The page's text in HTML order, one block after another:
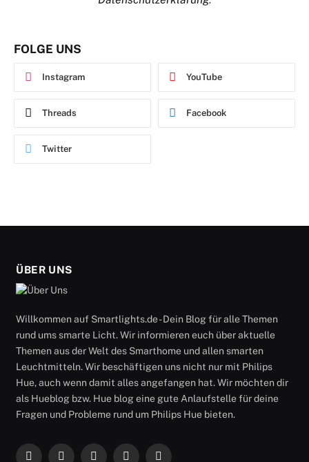
FOLGE UNS
Instagram YouTube
Threads Facebook
Twitter
ÜBER UNS
Willkommen auf Smartlights.de - Dein Blog für alle Themen
rund ums smarte Licht. Wir informieren euch über aktuelle
Themen aus der Welt des Smarthome und allen smarten
Leuchtmitteln. Wir beschäftigen uns nicht nur mit Philips
Hue, auch wenn damit alles angefangen hat. Wir möchten dir
als Hueblog bzw. Hue blog eine gute Anlaufstelle für deine
Fragen und Probleme rund um Philips Hue bieten.